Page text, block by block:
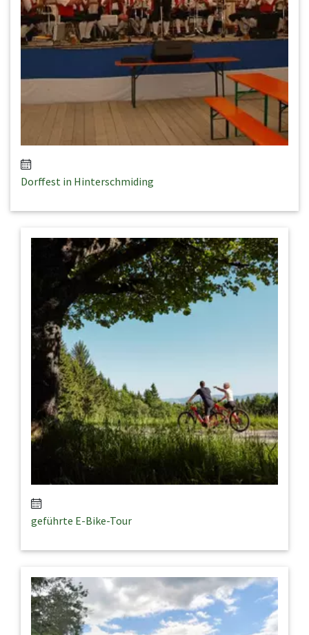
Dorffest in Hinterschmiding
geführte E-Bike-Tour